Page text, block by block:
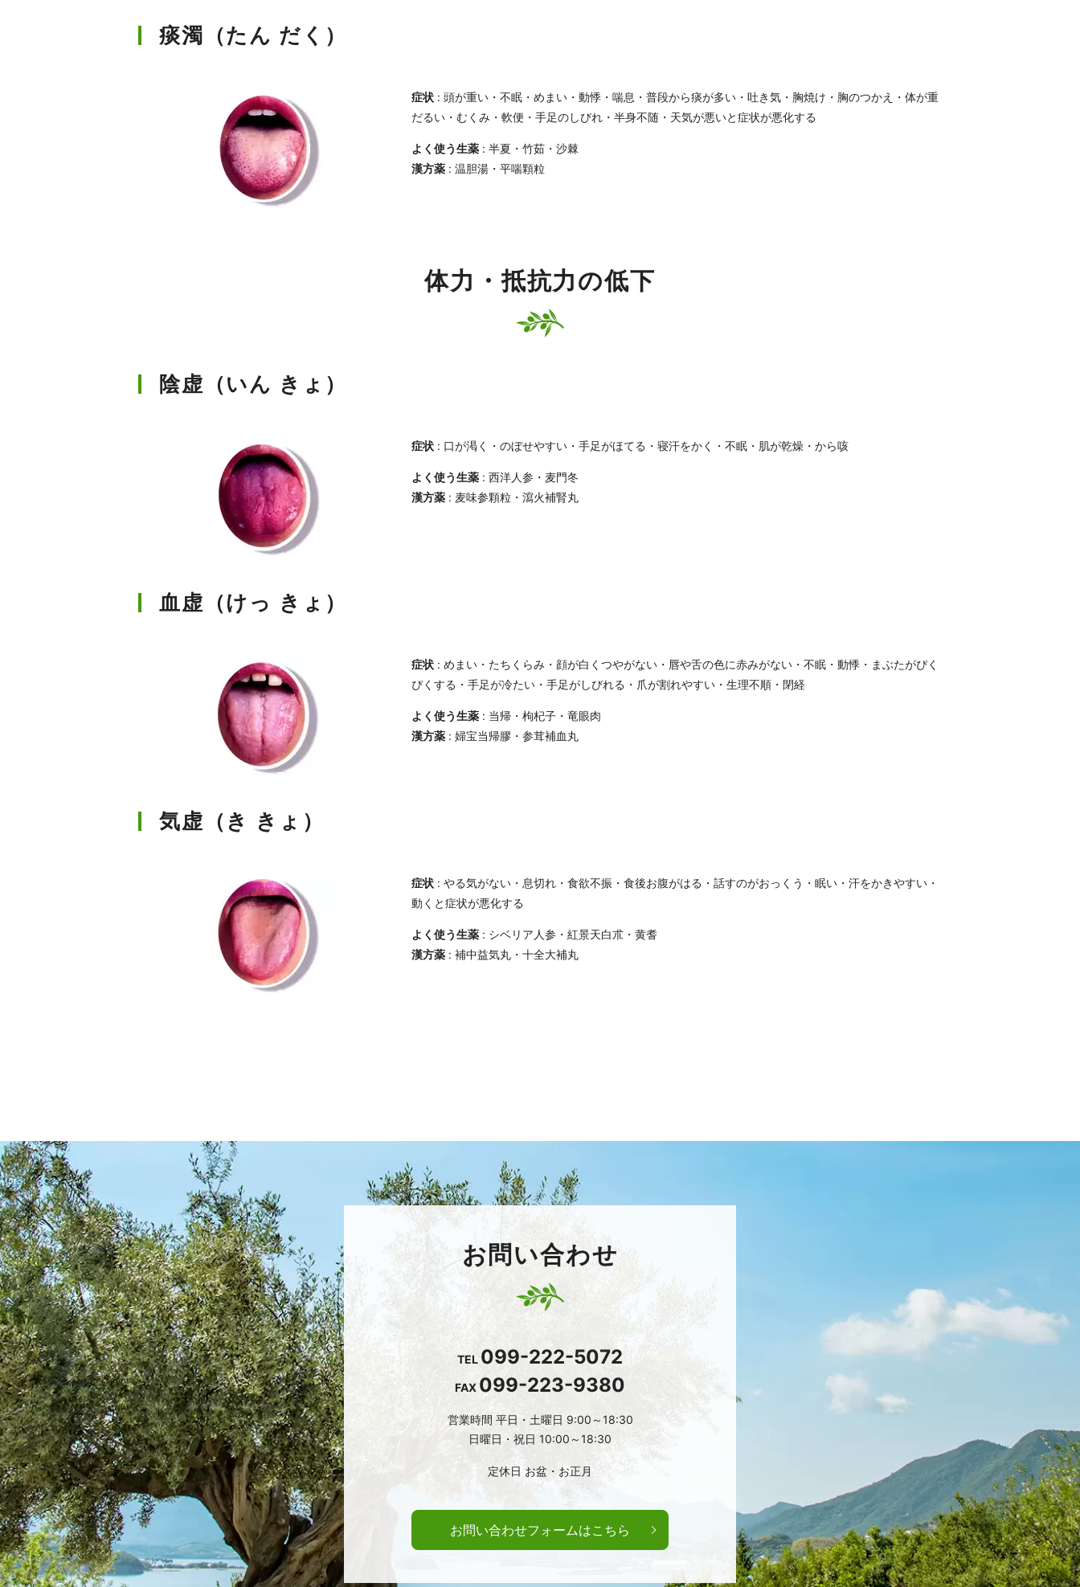
痰濁（たん だく）
症状 : 頭が重い・不眠・めまい・動悸・喘息・普段から痰が多い・吐き気・胸焼け・胸のつかえ・体が重
だるい・むくみ・軟便・手足のしびれ・半身不随・天気が悪いと症状が悪化する
よく使う生薬 : 半夏・竹茹・沙棘
漢方薬 : 温胆湯・平喘顆粒
体力・抵抗力の低下
陰虚（いん きょ）
症状 : 口が渇く・のぼせやすい・手足がほてる・寝汗をかく・不眠・肌が乾燥・から咳
よく使う生薬 : 西洋人参・麦門冬
漢方薬 : 麦味参顆粒・瀉火補腎丸
血虚（けっ きょ）
症状 : めまい・たちくらみ・顔が白くつやがない・唇や舌の色に赤みがない・不眠・動悸・まぶたがぴく
ぴくする・手足が冷たい・手足がしびれる・爪が割れやすい・生理不順・閉経
よく使う生薬 : 当帰・枸杞子・竜眼肉
漢方薬 : 婦宝当帰膠・参茸補血丸
気虚（き きょ）
症状 : やる気がない・息切れ・食欲不振・食後お腹がはる・話すのがおっくう・眠い・汗をかきやすい・
動くと症状が悪化する
よく使う生薬 : シベリア人参・紅景天白朮・黄耆
漢方薬 : 補中益気丸・十全大補丸
お問い合わせ
TEL 099-222-5072
FAX 099-223-9380
営業時間 平日・土曜日 9:00～18:30
日曜日・祝日 10:00～18:30
定休日 お盆・お正月
お問い合わせフォームはこちら